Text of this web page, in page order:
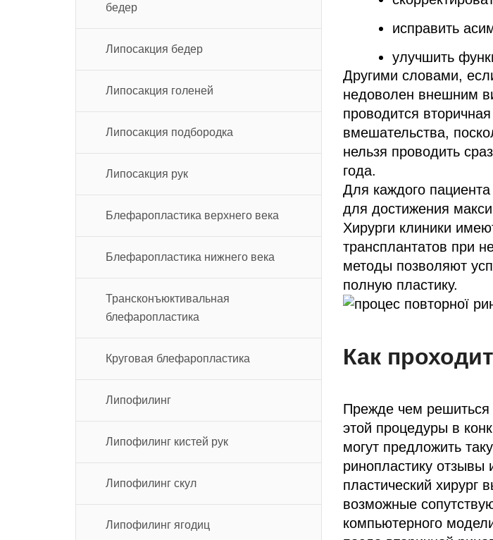
бедер
Липосакция бедер
Липосакция голеней
Липосакция подбородка
Липосакция рук
Блефаропластика верхнего века
Блефаропластика нижнего века
Трансконъюктивальная
блефаропластика
Круговая блефаропластика
Липофилинг
Липофилинг кистей рук
Липофилинг скул
Липофилинг ягодиц
исправить
улучшить
Другими словами,
недоволен внешним
проводится
вмешательства,
нельзя проводить
года.
Для каждого
для достижения
Хирурги клиники
трансплантатов при
методы позволяют
полную пластику.
Как
Прежде чем решиться
этой процедуры в
могут предложить
ринопластику отзывы
пластический хирург
возможные
компьютерного